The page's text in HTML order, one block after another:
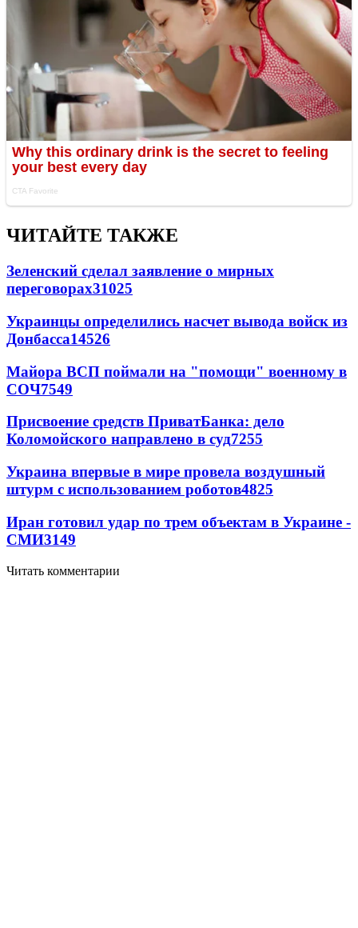
ЧИТАЙТЕ ТАКЖЕ
Зеленский сделал заявление о мирных
переговорах31025
Украинцы определились насчет вывода войск из
Донбасса14526
Майора ВСП поймали на "помощи" военному в
СОЧ7549
Присвоение средств ПриватБанка: дело
Коломойского направлено в суд7255
Украина впервые в мире провела воздушный
штурм с использованием роботов4825
Иран готовил удар по трем объектам в Украине -
СМИ3149
Читать комментарии